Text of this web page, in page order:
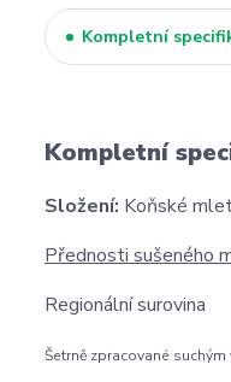
Kompletní
Kompletní
Složení: Koňské
Přednosti sušeného
Regionální surovina
Šetrně zpracované suchým